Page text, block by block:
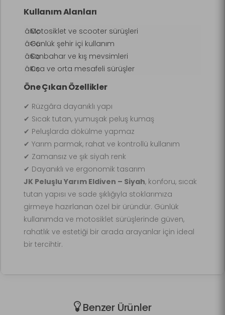
Kullanım Alanları
Motosiklet ve scooter sürüşleri
Günlük şehir içi kullanım
Sonbahar ve kış mevsimleri
Kısa ve orta mesafeli sürüşler
Öne Çıkan Özellikler
✔ Rüzgâra dayanıklı yapı
✔ Sıcak tutan, yumuşak peluş kumaş
✔ Peluşlarda dökülme yapmaz
✔ Yarım parmak, rahat ve kontrollü kullanım
✔ Zamansız ve şık siyah renk
✔ Dayanıklı ve ergonomik tasarım
JK Peluşlu Yarım Eldiven – Siyah, konforu, sıcak
tutan yapısı ve sade şıklığıyla stoklarımıza
girmeye hazırlanan özel bir üründür. Günlük
kullanımda ve motosiklet sürüşlerinde güven,
rahatlık ve estetiği bir arada arayanlar için ideal
bir tercihtir.
Benzer Ürünler